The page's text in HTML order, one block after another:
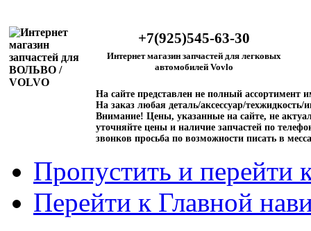
+7(925)545-63-30
Интернет магазин запчастей для легковых
автомобилей Vovlo
На сайте представлен не полный ассортимент
На заказ любая деталь/аксессуар/техжидкость/
Внимание! Цены, указанные на сайте, не
уточняйте цены и наличие запчастей по
звонков просьба по возможности писать в
Пропустить и перейти
Перейти к Главной